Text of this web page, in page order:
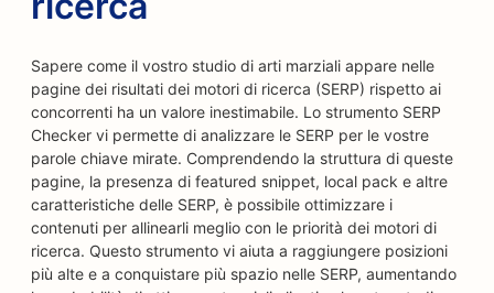
Sapere come il vostro studio di arti marziali appare nelle
pagine dei risultati dei motori di ricerca (SERP) rispetto ai
concorrenti ha un valore inestimabile. Lo strumento SERP
Checker vi permette di analizzare le SERP per le vostre
parole chiave mirate. Comprendendo la struttura di queste
pagine, la presenza di featured snippet, local pack e altre
caratteristiche delle SERP, è possibile ottimizzare i
contenuti per allinearli meglio con le priorità dei motori di
ricerca. Questo strumento vi aiuta a raggiungere posizioni
più alte e a conquistare più spazio nelle SERP, aumentando